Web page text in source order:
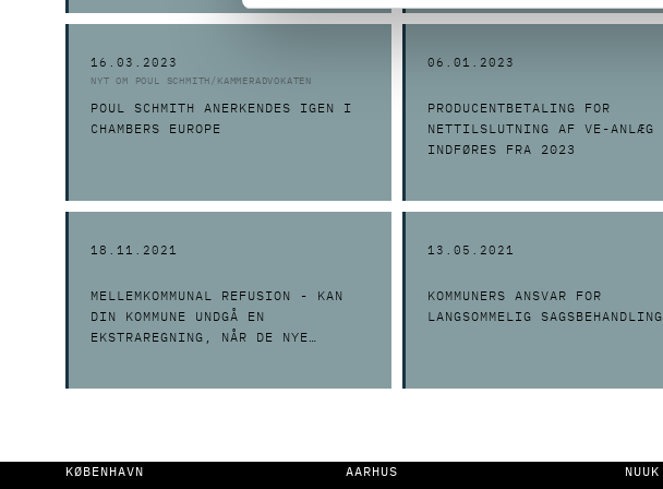
16.03.2023
NYT OM POUL SCHMITH/KAMMERADVOKATEN
POUL SCHMITH ANERKENDES IGEN I
CHAMBERS EUROPE
06.01.2023
PRODUCENTBETALING FOR
NETTILSLUTNING AF VE-ANLÆG
INDFØRES FRA 2023
18.11.2021
MELLEMKOMMUNAL REFUSION - KAN
DIN KOMMUNE UNDGÅ EN
EKSTRAREGNING, NÅR DE NYE
13.05.2021
KOMMUNERS ANSVAR FOR
LANGSOMMELIG SAGSBEHANDLING
KØBENHAVN AARHUS NUUK